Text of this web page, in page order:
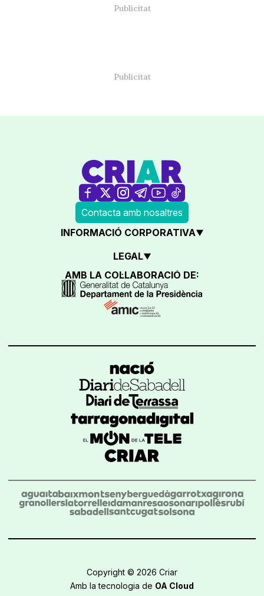
Contacta amb nosaltres
INFORMACIÓ CORPORATIVA
LEGAL
AMB LA COL·LABORACIÓ DE:
Copyright © 2026 Criar
Amb la tecnologia de OA Cloud